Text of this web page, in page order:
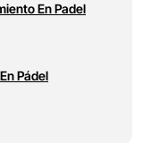
En Padel
Pádel